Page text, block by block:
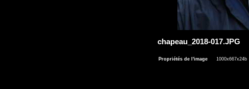
chapeau_2018-017.JPG
Propriétés de l'image 1000x667x24b